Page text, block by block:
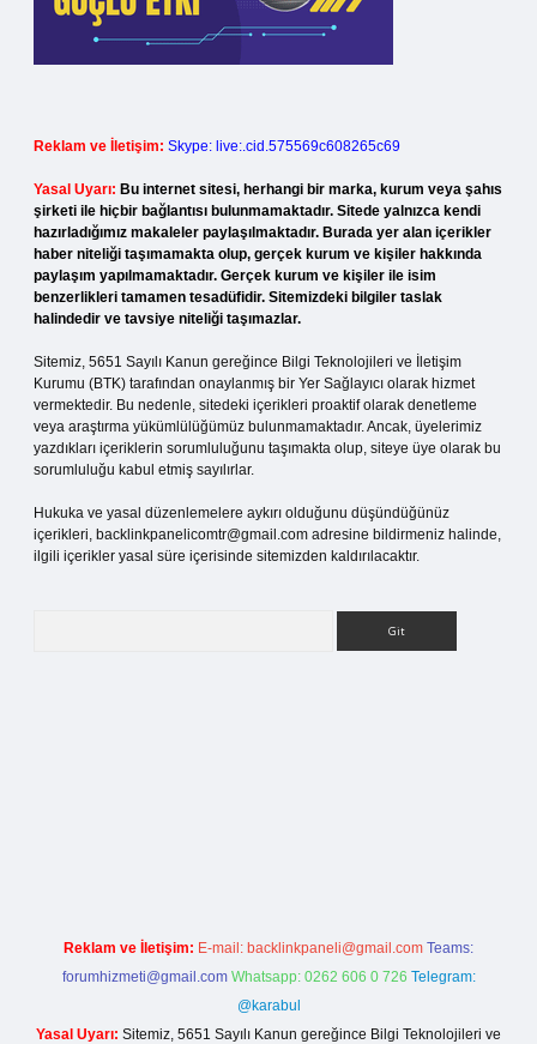
Reklam ve İletişim: Skype: live:.cid.575569c608265c69
Yasal Uyarı: Bu internet sitesi, herhangi bir marka, kurum veya şahıs
şirketi ile hiçbir bağlantısı bulunmamaktadır. Sitede yalnızca kendi
hazırladığımız makaleler paylaşılmaktadır. Burada yer alan içerikler
haber niteliği taşımamakta olup, gerçek kurum ve kişiler hakkında
paylaşım yapılmamaktadır. Gerçek kurum ve kişiler ile isim
benzerlikleri tamamen tesadüfidir. Sitemizdeki bilgiler taslak
halindedir ve tavsiye niteliği taşımazlar.
Sitemiz, 5651 Sayılı Kanun gereğince Bilgi Teknolojileri ve İletişim
Kurumu (BTK) tarafından onaylanmış bir Yer Sağlayıcı olarak hizmet
vermektedir. Bu nedenle, sitedeki içerikleri proaktif olarak denetleme
veya araştırma yükümlülüğümüz bulunmamaktadır. Ancak, üyelerimiz
yazdıkları içeriklerin sorumluluğunu taşımakta olup, siteye üye olarak bu
sorumluluğu kabul etmiş sayılırlar.
Hukuka ve yasal düzenlemelere aykırı olduğunu düşündüğünüz
içerikleri, backlinkpanelicomtr@gmail.com adresine bildirmeniz halinde,
ilgili içerikler yasal süre içerisinde sitemizden kaldırılacaktır.
Reklam ve İletişim: E-mail: backlinkpaneli@gmail.com Teams:
forumhizmeti@gmail.com Whatsapp: 0262 606 0 726 Telegram:
@karabul
Yasal Uyarı: Sitemiz, 5651 Sayılı Kanun gereğince Bilgi Teknolojileri ve